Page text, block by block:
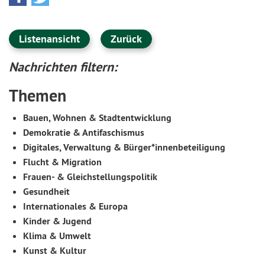
Listenansicht Zurück
Nachrichten filtern:
Themen
Bauen, Wohnen & Stadtentwicklung
Demokratie & Antifaschismus
Digitales, Verwaltung & Bürger*innenbeteiligung
Flucht & Migration
Frauen- & Gleichstellungspolitik
Gesundheit
Internationales & Europa
Kinder & Jugend
Klima & Umwelt
Kunst & Kultur